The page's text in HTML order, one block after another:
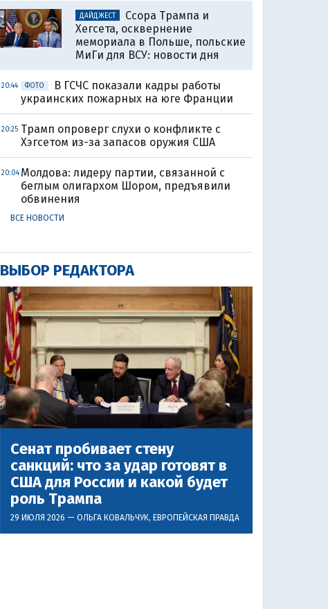
ДАЙДЖЕСТ
Ссора Трампа и
Хегсета, осквернение
мемориала в Польше, польские
МиГи для ВСУ: новости дня
20:44 ФОТО
В ГСЧС показали кадры работы
украинских пожарных на юге Франции
20:25 Трамп опроверг слухи о конфликте с
Хэгсетом из-за запасов оружия США
20:04 Молдова: лидеру партии, связанной с
беглым олигархом Шором, предъявили
обвинения
ВСЕ НОВОСТИ
ВЫБОР РЕДАКТОРА
Сенат пробивает стену
санкций: что за удар готовят в
США для России и какой будет
роль Трампа
29 ИЮЛЯ 2026 — ОЛЬГА КОВАЛЬЧУК, ЕВРОПЕЙСКАЯ ПРАВДА